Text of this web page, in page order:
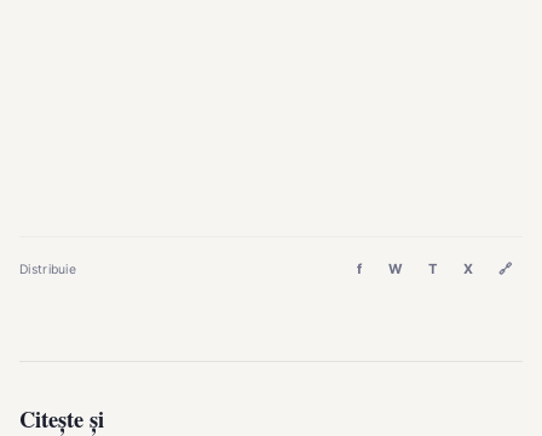
Distribuie f W T X 🔗
Citește și